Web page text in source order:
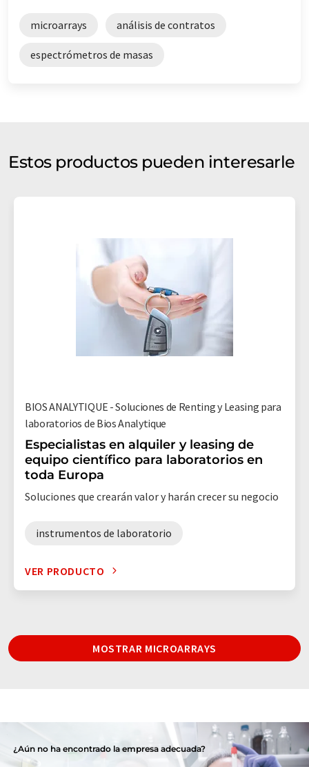
microarrays análisis de contratos
espectrómetros de masas
Estos productos pueden interesarle
BIOS ANALYTIQUE - Soluciones de Renting y Leasing para
laboratorios de Bios Analytique
Especialistas en alquiler y leasing de
equipo científico para laboratorios en
toda Europa
Soluciones que crearán valor y harán crecer su negocio
instrumentos de laboratorio
VER PRODUCTO
MOSTRAR MICROARRAYS
¿Aún no ha encontrado la empresa adecuada?